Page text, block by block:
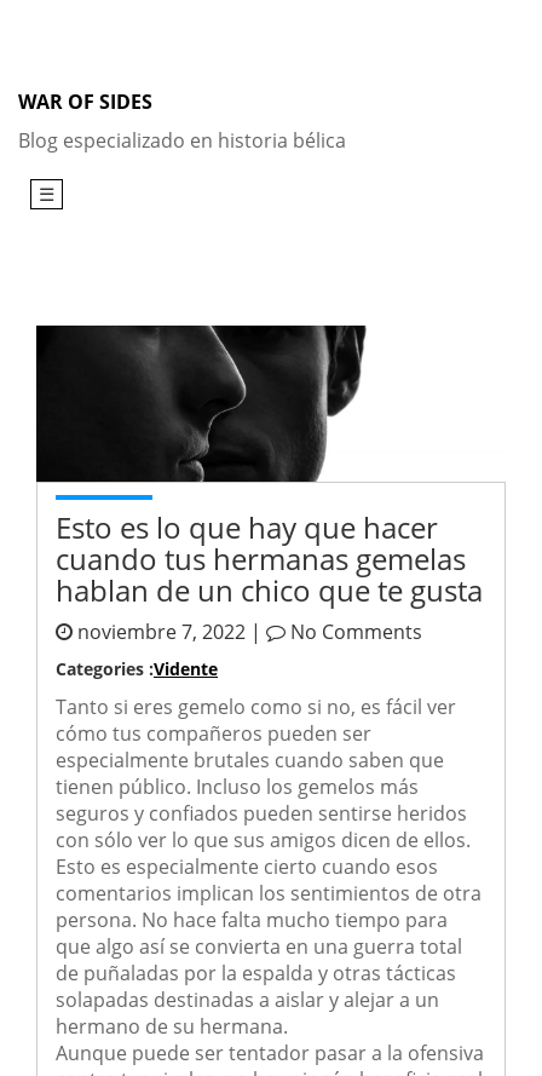
WAR OF SIDES
Blog especializado en historia bélica
☰
Esto es lo que hay que hacer
cuando tus hermanas gemelas
hablan de un chico que te gusta
noviembre 7, 2022 | No Comments
Categories :Vidente
Tanto si eres gemelo como si no, es fácil ver
cómo tus compañeros pueden ser
especialmente brutales cuando saben que
tienen público. Incluso los gemelos más
seguros y confiados pueden sentirse heridos
con sólo ver lo que sus amigos dicen de ellos.
Esto es especialmente cierto cuando esos
comentarios implican los sentimientos de otra
persona. No hace falta mucho tiempo para
que algo así se convierta en una guerra total
de puñaladas por la espalda y otras tácticas
solapadas destinadas a aislar y alejar a un
hermano de su hermana.
Aunque puede ser tentador pasar a la ofensiva